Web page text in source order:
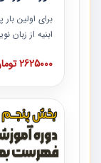
برای اولین
ابنیه از
ردیف ها و
دوره به صورت
دوره با کلام
مشاور در امر
همکارانی
توصیه می کنیم
2625000 تومان